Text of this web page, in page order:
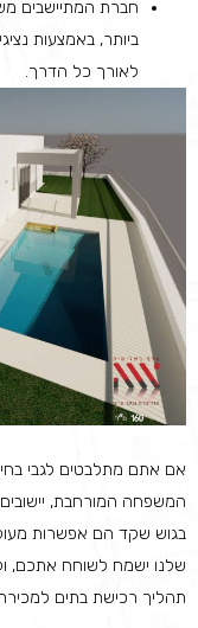
חברת המתיישבים
ביותר, באמצעות
לאורך כל הדרך.
אם אתם מתלבטים לגבי
המשפחה המורחבת,
בגוש שקד הם אפשרות
שלנו ישמח לשוחח אתכם,
תהליך רכישת בתים למכירה